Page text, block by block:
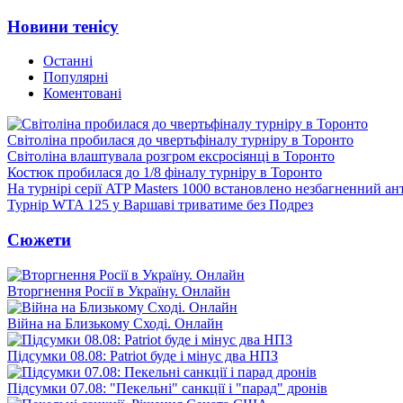
Новини тенісу
Останні
Популярні
Коментовані
Світоліна пробилася до чвертьфіналу турніру в Торонто
Світоліна влаштувала розгром ексросіянці в Торонто
Костюк пробилася до 1/8 фіналу турніру в Торонто
На турнірі серії ATP Masters 1000 встановлено незбагненний
Турнір WTA 125 у Варшаві триватиме без Подрез
Сюжети
Вторгнення Росії в Україну. Онлайн
Війна на Близькому Сході. Онлайн
Підсумки 08.08: Patriot буде і мінус два НПЗ
Підсумки 07.08: "Пекельні" санкції і "парад" дронів